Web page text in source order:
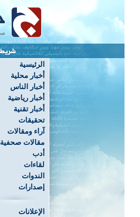
الرئيسية
أخبار محلية
أخبار الناس
أخبار رياضية
أخبار تقنية
تحقيقات
آراء ومقالات
مقالات صحفية
أدب
لقاءات
الندوات
إصدارات
الإعلانات